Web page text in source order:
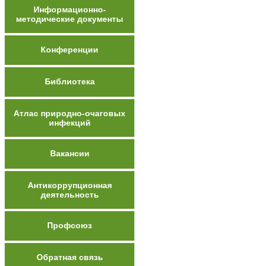
Информационно-
методические документы
Конференции
Библиотека
Атлас природно-очаговых
инфекций
Вакансии
Антикоррупционная
деятельность
Профсоюз
Обратная связь